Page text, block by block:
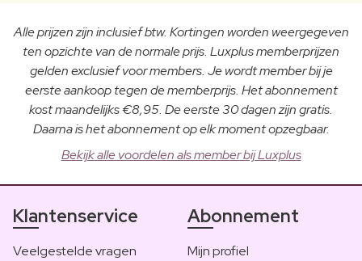
Alle prijzen zijn inclusief btw. Kortingen worden weergegeven
ten opzichte van de normale prijs. Luxplus memberprijzen
gelden exclusief voor members. Je wordt member bij je
eerste aankoop tegen de memberprijs. Het abonnement
kost maandelijks €8,95. De eerste 30 dagen zijn gratis.
Daarna is het abonnement op elk moment opzegbaar.
Bekijk alle voordelen als member bij Luxplus
Klantenservice
Veelgestelde vragen
Abonnement
Mijn profiel